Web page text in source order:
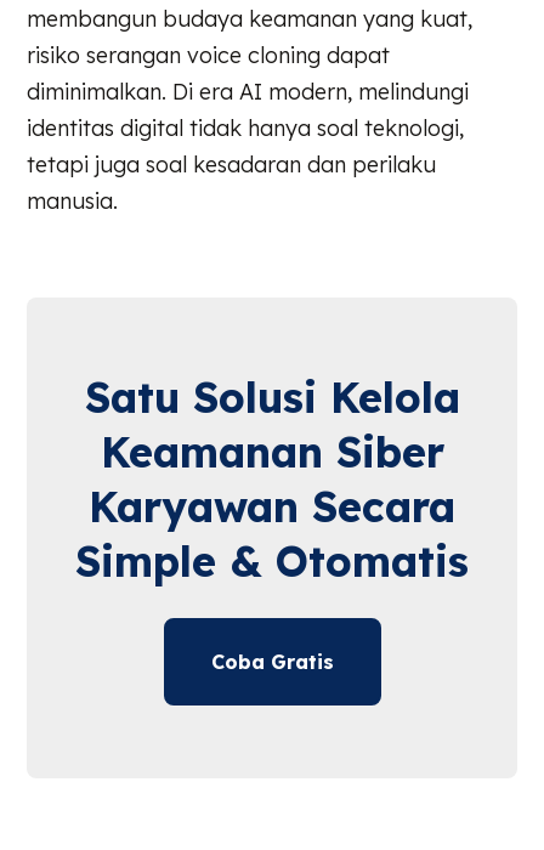
membangun budaya keamanan yang kuat,
risiko serangan voice cloning dapat
diminimalkan. Di era AI modern, melindungi
identitas digital tidak hanya soal teknologi,
tetapi juga soal kesadaran dan perilaku
manusia.
Satu Solusi Kelola
Keamanan Siber
Karyawan Secara
Simple & Otomatis
Coba Gratis